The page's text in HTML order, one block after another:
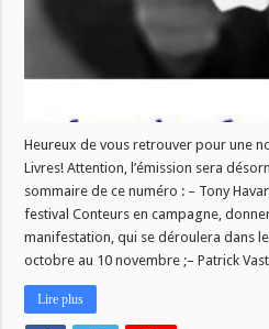
Heureux de vous retrouver pour une
Livres! Attention, l’émission sera
sommaire de ce numéro : – Tony
festival Conteurs en campagne,
manifestation, qui se déroulera dans
octobre au 10 novembre ;– Patrick
Lire plus